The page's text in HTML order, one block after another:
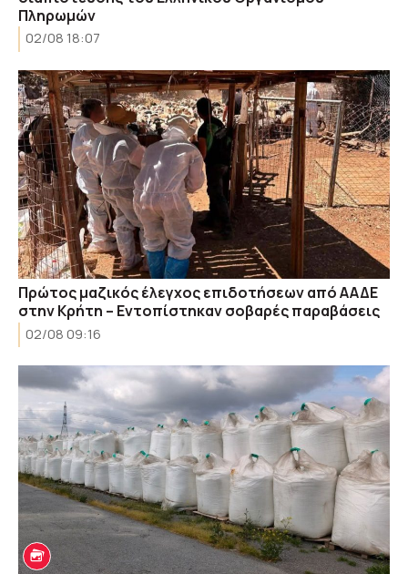
Πληρωμών
02/08 18:07
Πρώτος μαζικός έλεγχος επιδοτήσεων από ΑΑΔΕ
στην Κρήτη – Εντοπίστηκαν σοβαρές παραβάσεις
02/08 09:16